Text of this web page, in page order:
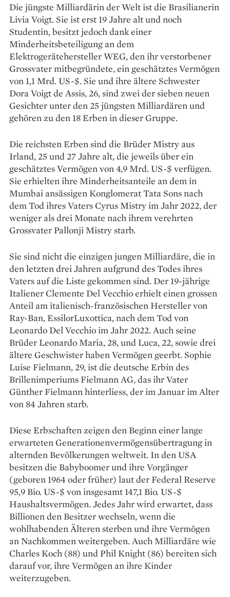
Die jüngste Milliardärin der Welt ist die Brasilianerin
Livia Voigt. Sie ist erst 19 Jahre alt und noch
Studentin, besitzt jedoch dank einer
Minderheitsbeteiligung an dem
Elektrogerätehersteller WEG, den ihr verstorbener
Grossvater mitbegründete, ein geschätztes Vermögen
von 1,1 Mrd. US-$. Sie und ihre ältere Schwester
Dora Voigt de Assis, 26, sind zwei der sieben neuen
Gesichter unter den 25 jüngsten Milliardären und
gehören zu den 18 Erben in dieser Gruppe.
Die reichsten Erben sind die Brüder Mistry aus
Irland, 25 und 27 Jahre alt, die jeweils über ein
geschätztes Vermögen von 4,9 Mrd. US-$ verfügen.
Sie erhielten ihre Minderheitsanteile an dem in
Mumbai ansässigen Konglomerat Tata Sons nach
dem Tod ihres Vaters Cyrus Mistry im Jahr 2022, der
weniger als drei Monate nach ihrem verehrten
Grossvater Pallonji Mistry starb.
Sie sind nicht die einzigen jungen Milliardäre, die in
den letzten drei Jahren aufgrund des Todes ihres
Vaters auf die Liste gekommen sind. Der 19-jährige
Italiener Clemente Del Vecchio erhielt einen grossen
Anteil am italienisch-französischen Hersteller von
Ray-Ban, EssilorLuxottica, nach dem Tod von
Leonardo Del Vecchio im Jahr 2022. Auch seine
Brüder Leonardo Maria, 28, und Luca, 22, sowie drei
ältere Geschwister haben Vermögen geerbt. Sophie
Luise Fielmann, 29, ist die deutsche Erbin des
Brillenimperiums Fielmann AG, das ihr Vater
Günther Fielmann hinterliess, der im Januar im Alter
von 84 Jahren starb.
Diese Erbschaften zeigen den Beginn einer lange
erwarteten Generationenvermögensübertragung in
alternden Bevölkerungen weltweit. In den USA
besitzen die Babyboomer und ihre Vorgänger
(geboren 1964 oder früher) laut der Federal Reserve
95,9 Bio. US-$ von insgesamt 147,1 Bio. US-$
Haushaltsvermögen. Jedes Jahr wird erwartet, dass
Billionen den Besitzer wechseln, wenn die
wohlhabenden Älteren sterben und ihre Vermögen
an Nachkommen weitergeben. Auch Milliardäre wie
Charles Koch (88) und Phil Knight (86) bereiten sich
darauf vor, ihre Vermögen an ihre Kinder
weiterzugeben.